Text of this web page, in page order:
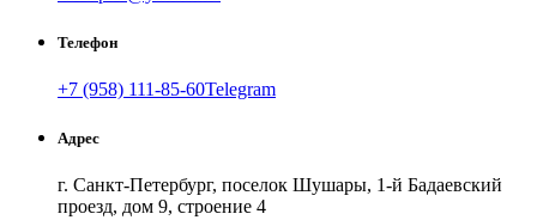
Телефон
+7 (958) 111-85-60Telegram
Адрес
г. Санкт-Петербург, поселок Шушары, 1-й Бадаевский
проезд, дом 9, строение 4